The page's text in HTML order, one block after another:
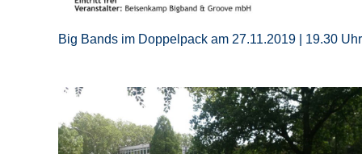
Big Bands im Doppelpack am 27.11.2019 | 19.30 Uhr